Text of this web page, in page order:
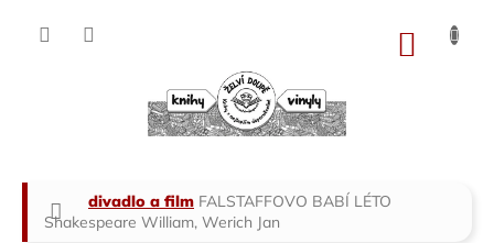
Domů
divadlo a film FALSTAFFOVO BABÍ LÉTO
Shakespeare William, Werich Jan